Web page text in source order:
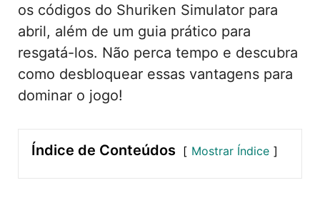
os códigos do Shuriken Simulator para
abril, além de um guia prático para
resgatá-los. Não perca tempo e descubra
como desbloquear essas vantagens para
dominar o jogo!
Índice de Conteúdos Mostrar Índice